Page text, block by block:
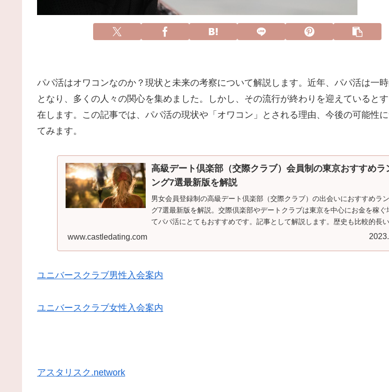
パパ活はオワコンなのか？現状と未来の考察について解説します。近年、パパ活は一
となり、多くの人々の関心を集めました。しかし、その流行が終わりを迎えていると
在します。この記事では、パパ活の現状や「オワコン」とされる理由、今後の可能性に
てみます。
高級デート倶楽部（交際クラブ）会員制の東京おすすめラ
ング7選最新版を解説
男女会員登録制の高級デート倶楽部（交際クラブ）の出会いにおすすめラ
グ7選最新版を解説。交際倶楽部やデートクラブは東京を中心にお金を稼ぐ
てパパ活にとてもおすすめです。記事として解説します。歴史も比較的長
から、老舗の運営会社も多く、会社が仲介をしてくれることから詐欺など
www.castledating.com
ユニバースクラブ男性入会案内
ユニバースクラブ女性入会案内
アスタリスク.network